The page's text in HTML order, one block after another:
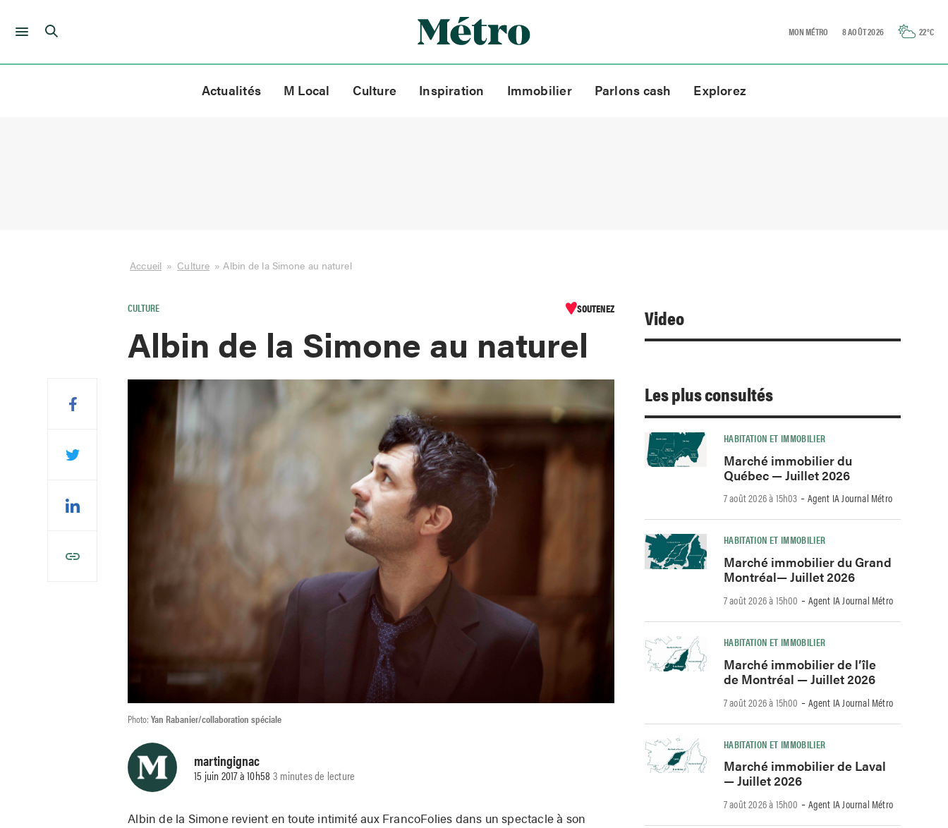
Skip
MON MÉTRO 8 AOÛT 2026 22°C
Actualités M Local Culture Inspiration Immobilier Parlons cash Explorez
Accueil » Culture »Albin de la Simone au naturel
CULTURE SOUTENEZ
Albin de la Simone au naturel
Photo:Yan Rabanier/collaboration spéciale
martingignac
15 juin 2017 à 10h58 3 minutes de lecture
Albin de la Simone revient en toute intimité aux FrancoFolies dans un spectacle à son
Video
Les plus consultés
HABITATION ET IMMOBILIER
Marché immobilier du
Québec — Juillet 2026
7 août 2026 à 15h03 -Agent IA Journal Métro
HABITATION ET IMMOBILIER
Marché immobilier du Grand
Montréal— Juillet 2026
7 août 2026 à 15h00 -Agent IA Journal Métro
HABITATION ET IMMOBILIER
Marché immobilier de l’île
de Montréal — Juillet 2026
7 août 2026 à 15h00 -Agent IA Journal Métro
HABITATION ET IMMOBILIER
Marché immobilier de Laval
— Juillet 2026
7 août 2026 à 15h00 -Agent IA Journal Métro